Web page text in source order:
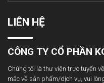
LIÊN HỆ
CÔNG TY CỔ PHẦN
Chúng tôi là thư viện trực tuyến
mắc về sản phẩm/dịch vụ, vui